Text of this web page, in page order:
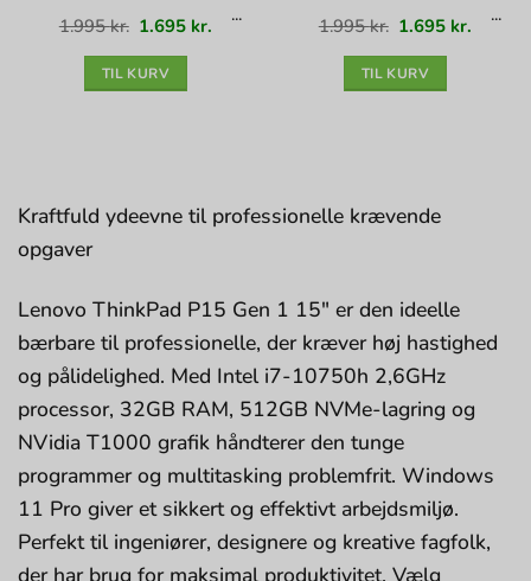
1.995kr. Den
oprindelige
pris
1.695 kr. Den
TIL KURV
1.995kr. Den
oprindelige
pris
1.695 kr. Den
TIL KURV
Kraftfuld ydeevne til professionelle krævende
opgaver
Lenovo ThinkPad P15 Gen 1 15″ er den ideelle
bærbare til professionelle, der kræver høj hastighed
og pålidelighed. Med Intel i7-10750h 2,6GHz
processor, 32GB RAM, 512GB NVMe-lagring og
NVidia T1000 grafik håndterer den tunge
programmer og multitasking problemfrit. Windows
11 Pro giver et sikkert og effektivt arbejdsmiljø.
Perfekt til ingeniører, designere og kreative fagfolk,
der har brug for maksimal produktivitet. Vælg